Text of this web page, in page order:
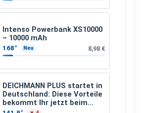
Intenso Powerbank XS10000
– 10000 mAh
168° Neu 8,98 €
DEICHMANN PLUS startet in
Deutschland: Diese Vorteile
bekommt Ihr jetzt beim
Schuhkauf